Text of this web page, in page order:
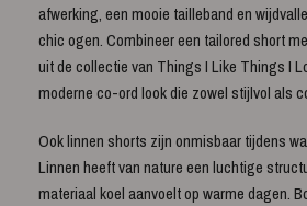
afwerking, een mooie tailleband en
chic ogen. Combineer een tailored short
uit de collectie van Things I Like Things I
moderne co-ord look die zowel stijlvol als
Ook linnen shorts zijn onmisbaar tijdens
Linnen heeft van nature een luchtige
materiaal koel aanvoelt op warme dagen.